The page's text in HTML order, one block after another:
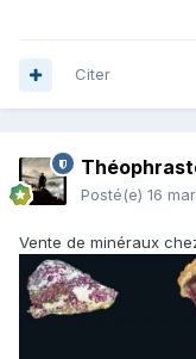
Citer
Posté(e) 16
Vente de minéraux